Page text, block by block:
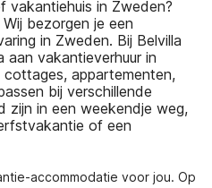
vakantiehuis in Zweden?
bezorgen je een
in Zweden. Bij Belvilla
aan vakantieverhuur in
appartementen,
bij verschillende
zijn in een weekendje weg,
of een
accommodatie voor jou. Op